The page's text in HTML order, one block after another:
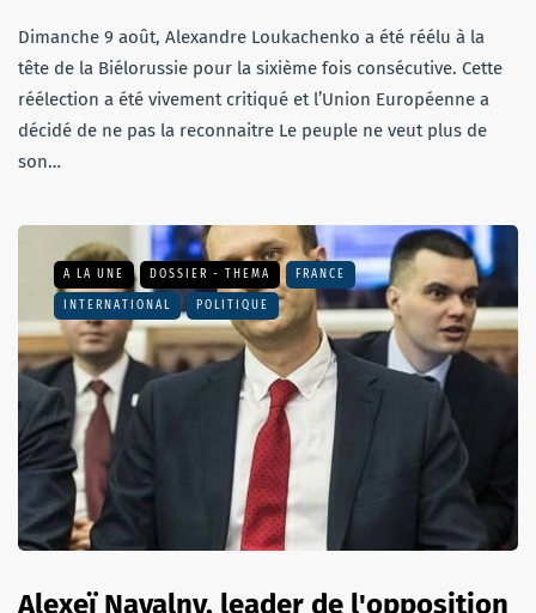
Dimanche 9 août, Alexandre Loukachenko a été réélu à la
tête de la Biélorussie pour la sixième fois consécutive. Cette
réélection a été vivement critiqué et l’Union Européenne a
décidé de ne pas la reconnaitre Le peuple ne veut plus de
son…
A LA UNE DOSSIER - THEMA FRANCE
INTERNATIONAL POLITIQUE
Alexeï Navalny, leader de l'opposition